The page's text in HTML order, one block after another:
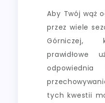
Aby Twój wąż
przez wiele
Górniczej,
prawidłowe
tych kwestii